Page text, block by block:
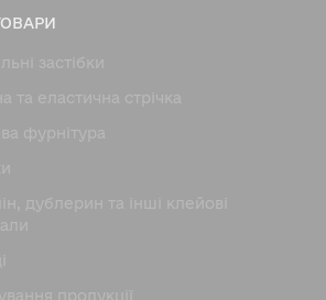
застібки
та еластична стрічка
фурнітура
дублерин та інші клейові
продукції